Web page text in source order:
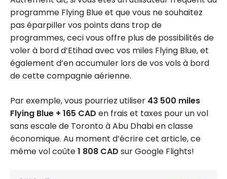
transférer des
Points-
Privilèges
d’American
Express
programme Flying Blue et que vous ne souhaitez
pas éparpiller vos points dans trop de
programmes, ceci vous offre plus de possibilités de
voler à bord d’Etihad avec vos miles Flying Blue, et
également d’en accumuler lors de vos vols à bord
de cette compagnie aérienne.
Par exemple, vous pourriez utiliser 43 500 miles
Flying Blue + 165 CAD en frais et taxes pour un vol
sans escale de Toronto à Abu Dhabi en classe
économique. Au moment d’écrire cet article, ce
même vol coûte1 808 CAD sur Google Flights!